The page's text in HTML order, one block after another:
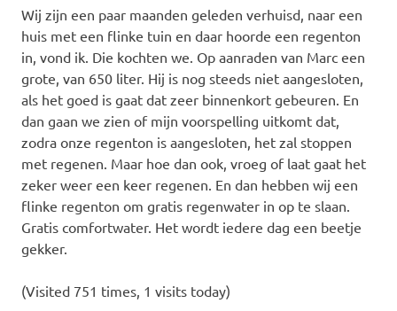
Wij zijn een paar maanden geleden verhuisd, naar een
huis met een flinke tuin en daar hoorde een regenton
in, vond ik. Die kochten we. Op aanraden van Marc een
grote, van 650 liter. Hij is nog steeds niet aangesloten,
als het goed is gaat dat zeer binnenkort gebeuren. En
dan gaan we zien of mijn voorspelling uitkomt dat,
zodra onze regenton is aangesloten, het zal stoppen
met regenen. Maar hoe dan ook, vroeg of laat gaat het
zeker weer een keer regenen. En dan hebben wij een
flinke regenton om gratis regenwater in op te slaan.
Gratis comfortwater. Het wordt iedere dag een beetje
gekker.
(Visited 751 times, 1 visits today)